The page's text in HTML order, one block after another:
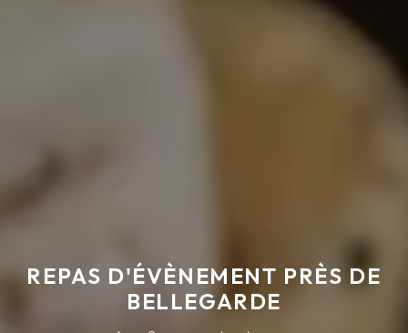
REPAS D'ÉVÈNEMENT PRÈS DE
BELLEGARDE